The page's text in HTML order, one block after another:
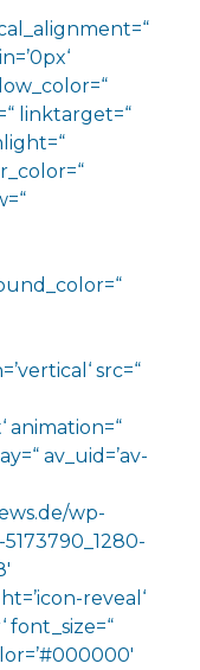
linktarget=“
src=“
animation=“
av_uid=’av-
wp-
reveal‘
font_size=“